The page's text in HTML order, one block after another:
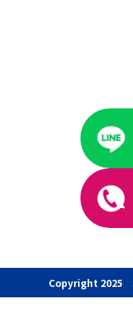
Copyright 2025